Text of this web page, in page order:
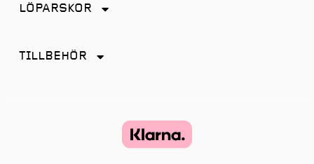
LÖPARSKOR
TILLBEHÖR